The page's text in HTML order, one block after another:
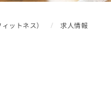
ットネス） 求人情報